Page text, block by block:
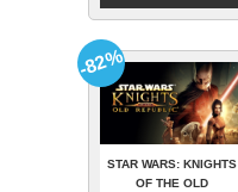
STAR WARS: KNIGHTS
OF THE OLD
-82%